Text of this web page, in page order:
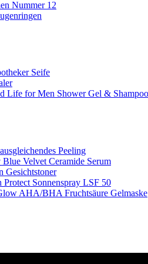
Nummer 12
Seife
Life for Men Shower Gel & Shampoo
Peeling
Velvet Ceramide Serum
Gesichtstoner
Sonnenspray LSF 50
AHA/BHA Fruchtsäure Gelmaske